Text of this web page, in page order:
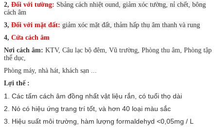
2, Đối với tường: Sbảng cách nhiệt ound, giảm xóc tường, nỉ chết, bông
cách âm
3, Đối với mặt đất: giảm xóc mặt đất, thảm hấp thụ âm thanh và rung
4, Cửa cách âm
Nơi cách âm: KTV, Câu lạc bộ đêm, Vũ trường, Phòng thu âm, Phòng tập
thể dục,
Phòng máy, nhà hát, khách sạn ...
Lợi thế :
1. Các tấm cách âm đồng nhất vật liệu rắn, có tuổi thọ dài
2. Nó có hiệu ứng trang trí tốt, và hơn 40 loại màu sắc
3. Hiệu suất môi trường, hàm lượng formaldehyd <0,05mg / L